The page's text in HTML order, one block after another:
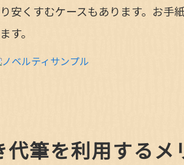
安くすむケースもあります。お手
す。
代筆を利用するメ